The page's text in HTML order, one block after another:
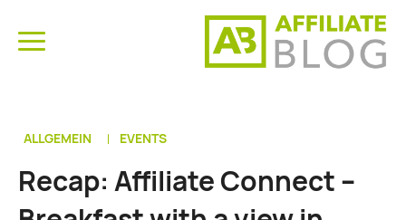
ALLGEMEIN EVENTS
Recap: Affiliate Connect –